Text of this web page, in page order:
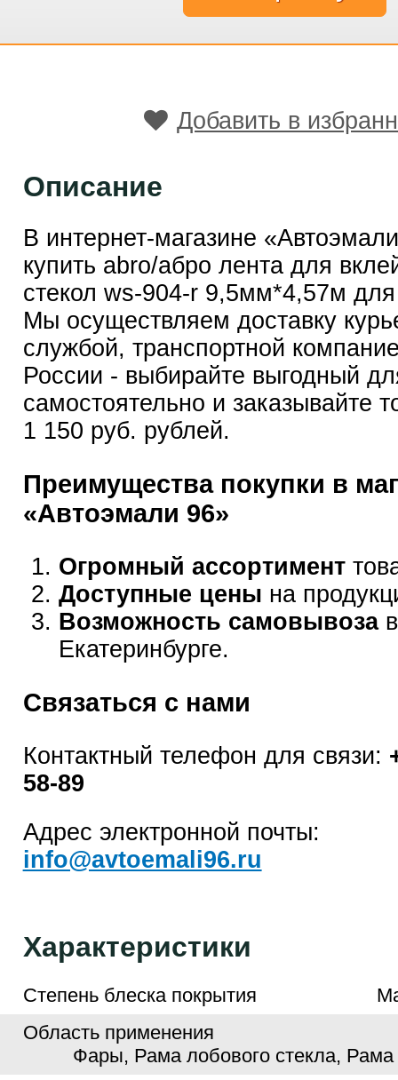
Добавить в
Описание
В интернет-магазине
купить abro/абро лента для
стекол ws-904-r 9,5мм*4,57м
Мы осуществляем доставку
службой, транспортной
России - выбирайте выгодный
самостоятельно и заказывайте
1 150 руб. рублей.
Преимущества покупки в
«Автоэмали 96»
Огромный ассортимент
Доступные цены на
Возможность самовывозав
Екатеринбурге.
Связаться с нами
Контактный телефон для связи:
58-89
Адрес электронной почты:
info@avtoemali96.ru
Характеристики
Степень блеска покрытия
Область применения
Фары, Рама лобового стекла, Рама